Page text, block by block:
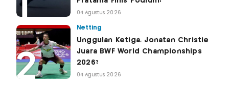
04 Agustus 2026
Netting
Unggulan Ketiga, Jonatan Christie
Juara BWF World Championships
2026?
04 Agustus 2026